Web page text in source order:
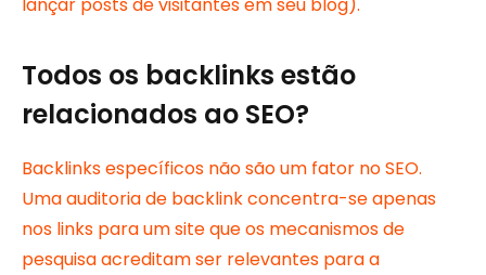
lançar posts de visitantes em seu blog).
Todos os backlinks estão
relacionados ao SEO?
Backlinks específicos não são um fator no SEO.
Uma auditoria de backlink concentra-se apenas
nos links para um site que os mecanismos de
pesquisa acreditam ser relevantes para a